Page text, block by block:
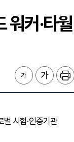
워커·타월
시험·인증기관